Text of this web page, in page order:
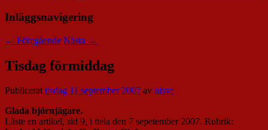
Inläggsnavigering
← Föregående Nästa →
Tisdag förmiddag
Publicerattisdag 11 september 2007 av nisse
Glada björnjägare.
Läste en artikel, sid 9, i ttela den 7 sepetember 2007. Rubrik: